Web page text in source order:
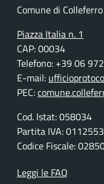
Comune di Colleferro
Piazza Italia n. 1
CAP: 00034
Telefono: +39 06
E-mail:
PEC:
Cod. Istat: 058034
Partita IVA:
Codice Fiscale:
Leggi le FAQ